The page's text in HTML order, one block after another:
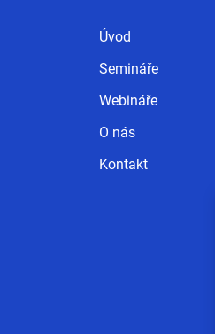
Úvod
Semináře
Webináře
O nás
Kontakt